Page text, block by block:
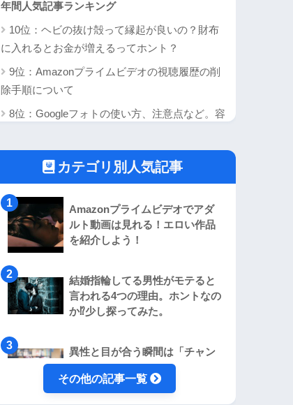
年間人気記事ランキング
10位：ヘビの抜け殻って縁起が良いの？財布
に入れるとお金が増えるってホント？
9位：Amazonプライムビデオの視聴履歴の削
除手順について
8位：Googleフォトの使い方、注意点など。容
す
7位：Windows Server2012 R2でリモートデス
クトップの接続数制限解除+ユーザ追加他
6位：Windowsのタスクスケジューラでタスク
が動かない！そんなときに確認したい項目6
選！
5位：事実。ヤフオクで「Yahoo! かんたん決
済」を安易に利用するのは止めた方が良いのか
も知れない。
4位：Windows10でクライアントHyper-Vを使
ってみる。セキュアブートの無効化は忘れず
3位：3DSがインターネットに繋がらない時に
カテゴリ別人気記事
Amazonプライムビデオでアダ
ルト動画は見れる！エロい作品
を紹介しよう！
結婚指輪してる男性がモテると
言われる4つの理由。ホントなの
か⁉︎少し探ってみた。
異性と目が合う瞬間は「チャン
スなのか、それとも・・・。」
あなたはどう思う？
その他の記事一覧